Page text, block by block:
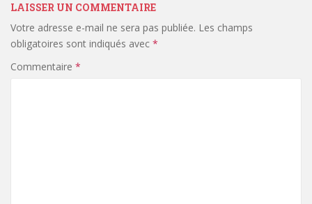
LAISSER UN COMMENTAIRE
Votre adresse e-mail ne sera pas publiée. Les champs
obligatoires sont indiqués avec *
Commentaire *